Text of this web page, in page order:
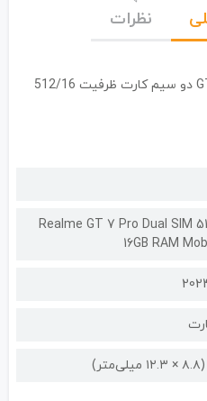
نظرات
گوشی موبایل ریلمی مدل GT 7 Pro دو سیم کارت ظرفیت 512/16
Realme GT 7 Pro Dual SIM
16GB RAM